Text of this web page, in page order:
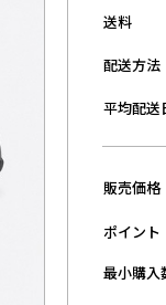
送料
配送方法
平均配送
販売価格
ポイント
最小購入